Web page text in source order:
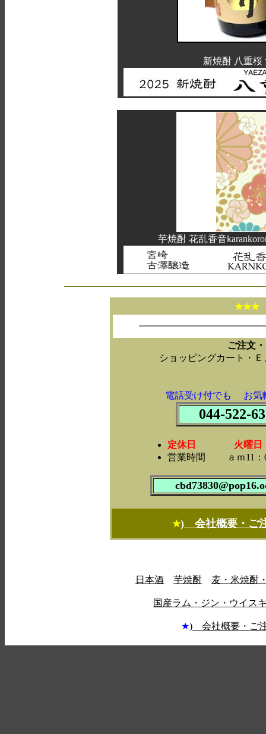
新焼酎 八重桜
芋焼酎 花乱香音
ご注文
ショッピングカート・
電話受け付でも お気
044-522-
定休日 火曜日・
営業時間 ａｍ11：
★) 会社概要・ご
日本酒 芋焼酎 麦・米焼酎
国産ラム・ジン・ウイス
★) 会社概要・ご